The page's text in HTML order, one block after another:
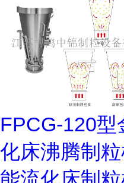
FPCG-120
化床沸腾制